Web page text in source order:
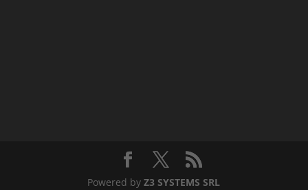
Powered byZ3 SYSTEMS SRL